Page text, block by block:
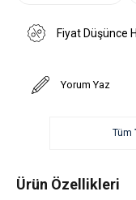
Fiyat Düşünce
Yorum Yaz
Tüm
Ürün Özellikleri